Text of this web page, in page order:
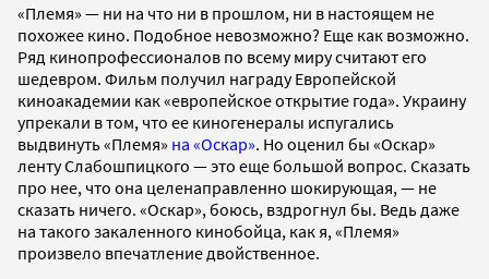
«Племя» — ни на что ни в прошлом, ни в настоящем не
похожее кино. Подобное невозможно? Еще как возможно.
Ряд кинопрофессионалов по всему миру считают его
шедевром. Фильм получил награду Европейской
киноакадемии как «европейское открытие года». Украину
упрекали в том, что ее киногенералы испугались
выдвинуть «Племя» на «Оскар». Но оценил бы «Оскар»
ленту Слабошпицкого — это еще большой вопрос. Сказать
про нее, что она целенаправленно шокирующая, — не
сказать ничего. «Оскар», боюсь, вздрогнул бы. Ведь даже
на такого закаленного кинобойца, как я, «Племя»
произвело впечатление двойственное.